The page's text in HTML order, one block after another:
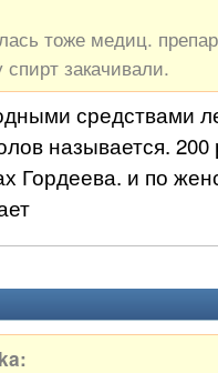
тоже медиц.
спирт закачивали.
средствами
называется. 200
Гордеева. и по